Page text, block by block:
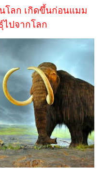
โลก เกิดขึ้นก่อนแมม
ปจากโลก